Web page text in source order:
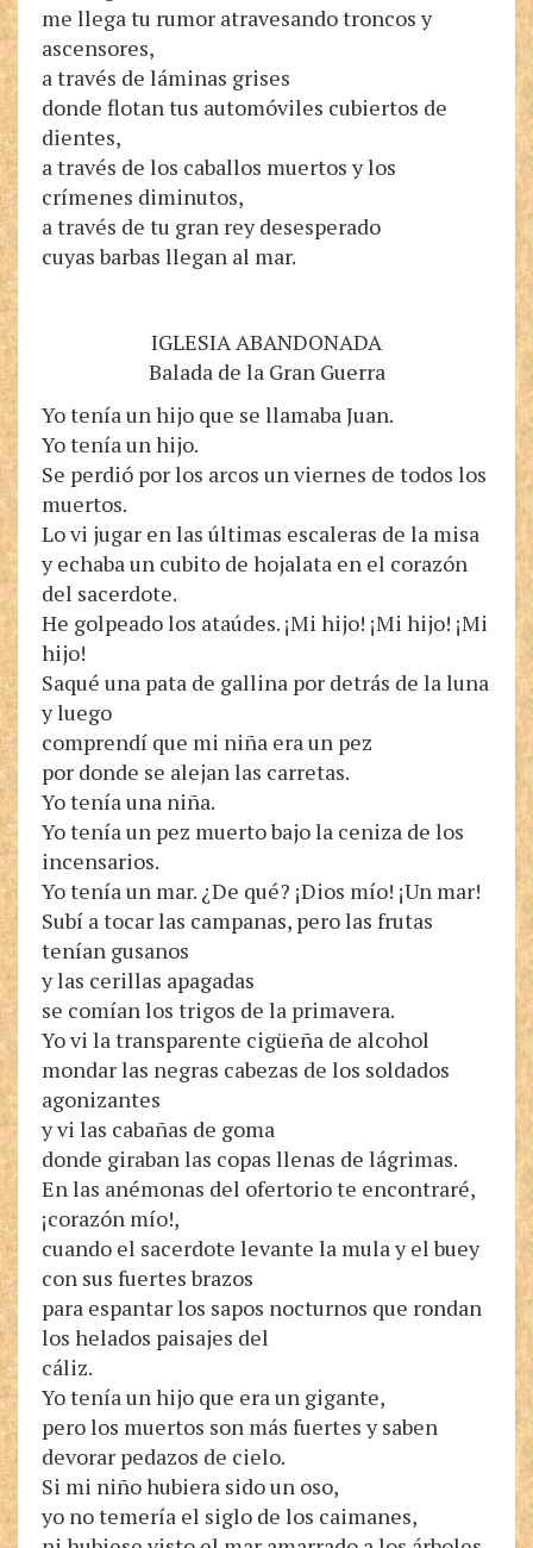
me llega tu rumor atravesando troncos y
ascensores,
a través de láminas grises
donde flotan tus automóviles cubiertos de
dientes,
a través de los caballos muertos y los
crímenes diminutos,
a través de tu gran rey desesperado
cuyas barbas llegan al mar.
IGLESIA ABANDONADA
Balada de la Gran Guerra
Yo tenía un hijo que se llamaba Juan.
Yo tenía un hijo.
Se perdió por los arcos un viernes de todos los
muertos.
Lo vi jugar en las últimas escaleras de la misa
y echaba un cubito de hojalata en el corazón
del sacerdote.
He golpeado los ataúdes. ¡Mi hijo! ¡Mi hijo! ¡Mi
hijo!
Saqué una pata de gallina por detrás de la luna
y luego
comprendí que mi niña era un pez
por donde se alejan las carretas.
Yo tenía una niña.
Yo tenía un pez muerto bajo la ceniza de los
incensarios.
Yo tenía un mar. ¿De qué? ¡Dios mío! ¡Un mar!
Subí a tocar las campanas, pero las frutas
tenían gusanos
y las cerillas apagadas
se comían los trigos de la primavera.
Yo vi la transparente cigüeña de alcohol
mondar las negras cabezas de los soldados
agonizantes
y vi las cabañas de goma
donde giraban las copas llenas de lágrimas.
En las anémonas del ofertorio te encontraré,
¡corazón mío!,
cuando el sacerdote levante la mula y el buey
con sus fuertes brazos
para espantar los sapos nocturnos que rondan
los helados paisajes del
cáliz.
Yo tenía un hijo que era un gigante,
pero los muertos son más fuertes y saben
devorar pedazos de cielo.
Si mi niño hubiera sido un oso,
yo no temería el siglo de los caimanes,